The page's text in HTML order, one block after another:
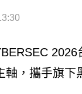
，攜手旗